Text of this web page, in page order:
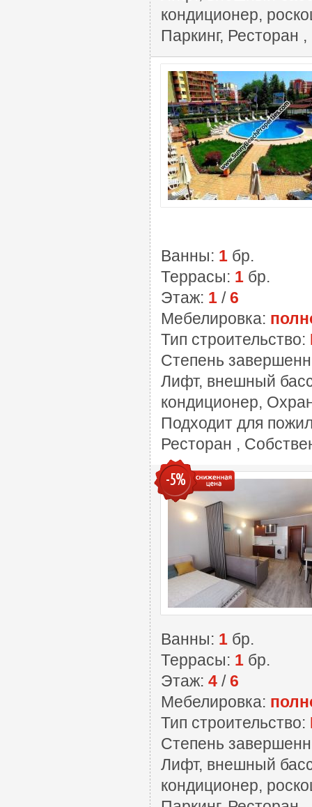
кондиционер,
Паркинг, Ресторан
Ванны: 1 бр.
Террасы: 1 бр.
Этаж: 1 /6
Мебелировка:
Тип строительство:
Степень
Лифт, внешный
кондиционер,
Подходит для
Ресторан ,
-5%
Ванны: 1 бр.
Террасы: 1 бр.
Этаж: 4 /6
Мебелировка:
Тип строительство:
Степень
Лифт, внешный
кондиционер,